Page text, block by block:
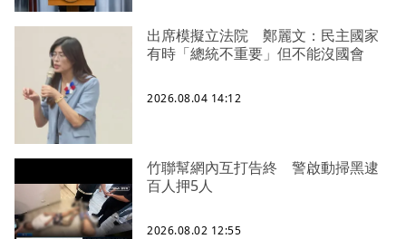
出席模擬立法院 鄭麗文：民主國家
有時「總統不重要」但不能沒國會
2026.08.04 14:12
竹聯幫網內互打告終 警啟動掃黑逮
百人押5人
2026.08.02 12:55